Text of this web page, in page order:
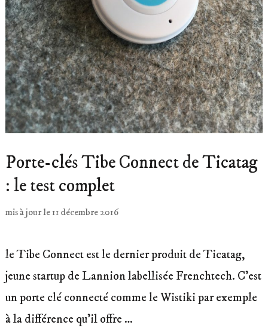
Porte-clés Tibe Connect de Ticatag
: le test complet
mis à jour le11 décembre 2016
le Tibe Connect est le dernier produit de Ticatag,
jeune startup de Lannion labellisée Frenchtech. C’est
un porte clé connecté comme le Wistiki par exemple
à la différence qu’il offre …